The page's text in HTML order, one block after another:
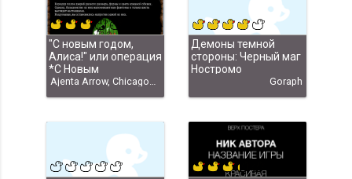
"С новым годом,
Алиса!" или операция
*С Новым
Годом-2011!*
Ajenta Arrow, Chicago1920, Goraph, Вета, Евг, Серый Волк, Алиса!" Ajenta Arrow, С Новым Годом-2011" или "С новым годом
Демоны темной
стороны: Черный маг
Ностромо
Goraph